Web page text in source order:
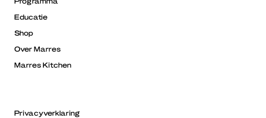
Educatie
Shop
Over Marres
Marres Kitchen
Privacyverklaring